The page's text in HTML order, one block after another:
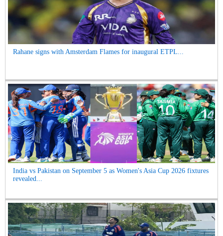
Rahane signs with Amsterdam Flames for inaugural ETPL...
India vs Pakistan on September 5 as Women's Asia Cup 2026 fixtures
revealed...